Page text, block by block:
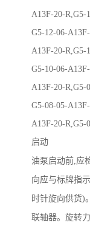
A13F-20-R,G5-
G5-12-06-
A13F-20-R,G5-
G5-10-06-
A13F-20-R,G5-
G5-08-05-
A13F-20-R,G5-
启动
油泵启动前,应
向应与标牌指
时针旋向供货)
联轴器。旋转